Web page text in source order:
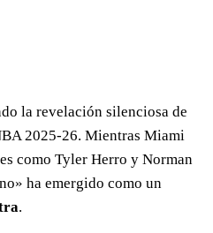
la revelación silenciosa de
2025-26. Mientras Miami
como Tyler Herro y Norman
ha emergido como un
.